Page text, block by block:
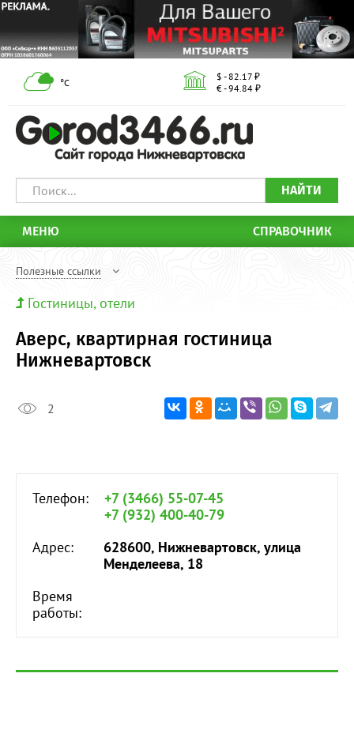
°С
$ - 82.17 ₽
€ - 94.84 ₽
НАЙТИ
МЕНЮ СПРАВОЧНИК
Полезные ссылки
Гостиницы, отели
Аверс, квартирная гостиница
Нижневартовск
2
Телефон:
+7 (3466) 55-07-45
+7 (932) 400-40-79
Адрес:
628600, Нижневартовск, улица
Менделеева, 18
Время
работы: